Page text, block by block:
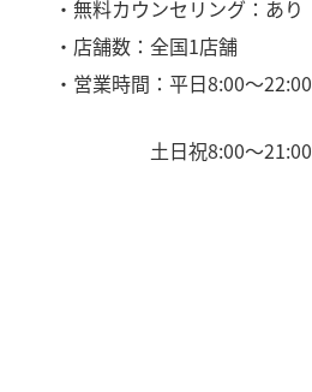
・無料カウンセリング：あり
・店舗数：全国1店舗
・営業時間：平日8:00〜22:00
土日祝8:00〜21:00